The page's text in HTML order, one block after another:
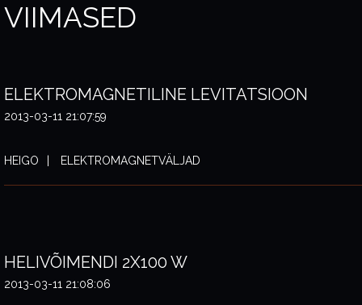
VIIMASED
ELEKTROMAGNETILINE LEVITATSIOON
2013-03-11 21:07:59
HEIGO ELEKTROMAGNETVÄLJAD
HELIVÕIMENDI 2X100 W
2013-03-11 21:08:06